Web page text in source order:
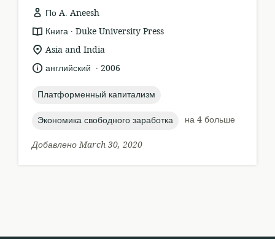
По A. Aneesh
формат
ресурса:
Книга .
издатель:
Duke University Press
актуальное
местонахождение:
Asia and India
язык:английский .
опубликовано
2006
topic:
Платформенный капитализм
topic:
Экономика свободного заработка
на 4 больше
Добавлено March 30, 2020